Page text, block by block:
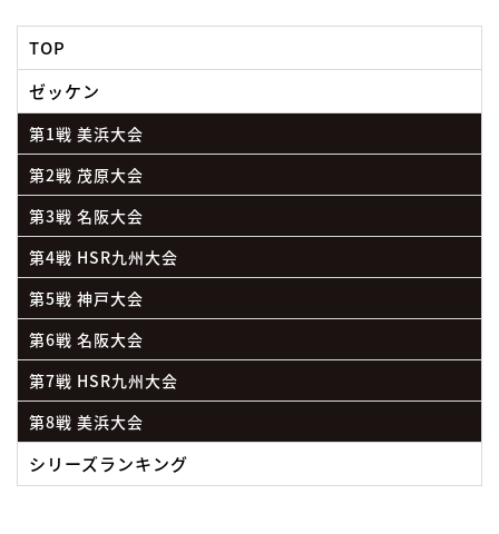
TOP
ゼッケン
第1戦 美浜大会
第2戦 茂原大会
第3戦 名阪大会
第4戦 HSR九州大会
第5戦 神戸大会
第6戦 名阪大会
第7戦 HSR九州大会
第8戦 美浜大会
シリーズランキング